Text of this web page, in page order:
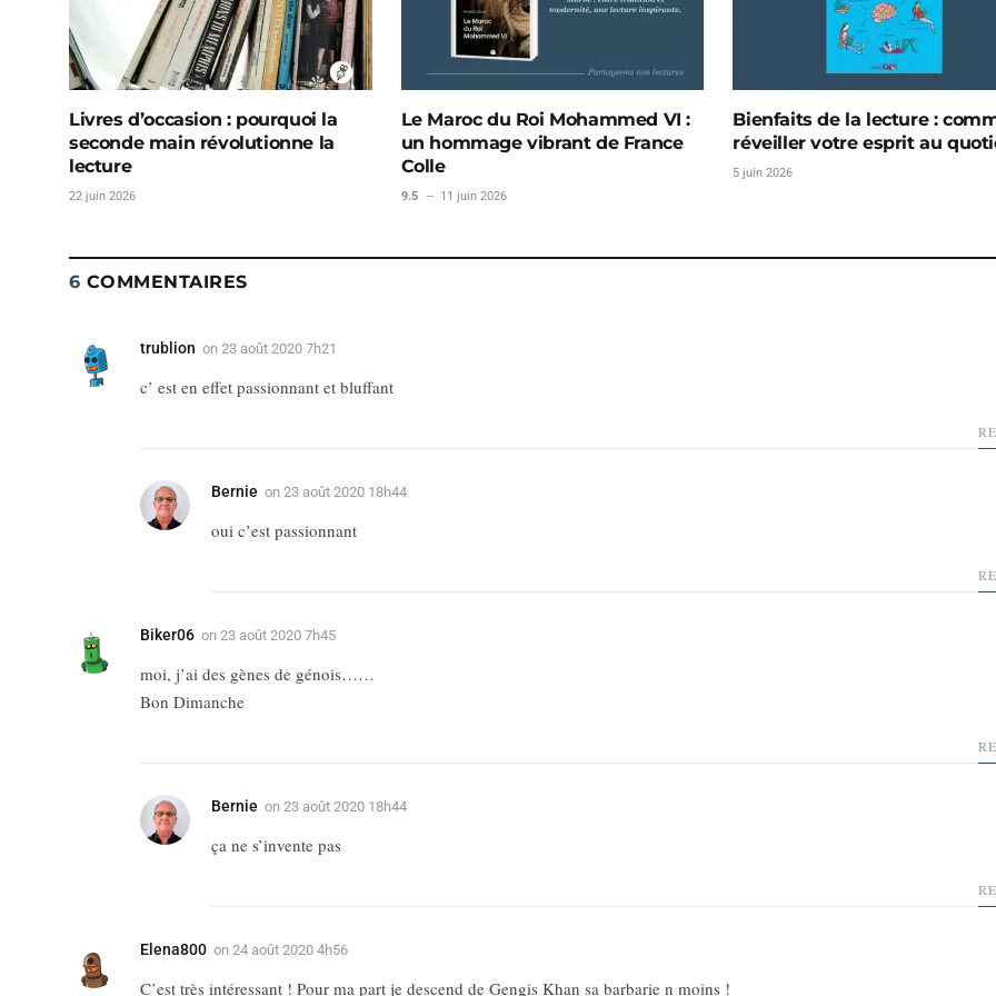
Livres d’occasion : pourquoi la
seconde main révolutionne la
lecture
22 juin 2026
Le Maroc du Roi Mohammed VI :
un hommage vibrant de France
Colle
9.5 11 juin 2026
Bienfaits de la lecture :
réveiller votre esprit au
5 juin 2026
6 COMMENTAIRES
trublion on 23 août 2020 7h21
c’ est en effet passionnant et bluffant
Bernie on 23 août 2020 18h44
oui c’est passionnant
Biker06 on 23 août 2020 7h45
moi, j’ai des gènes de génois……
Bon Dimanche
Bernie on 23 août 2020 18h44
ça ne s’invente pas
Elena800 on 24 août 2020 4h56
C’est très intéressant ! Pour ma part je descend de Gengis Khan sa barbarie n moins !